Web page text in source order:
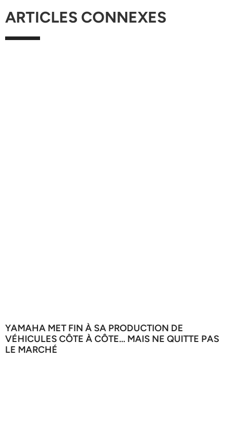
ARTICLES CONNEXES
YAMAHA MET FIN À SA PRODUCTION DE
VÉHICULES CÔTE À CÔTE… MAIS NE QUITTE PAS
LE MARCHÉ